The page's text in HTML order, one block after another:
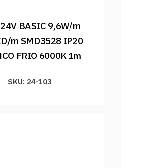
BASIC 9,6W/m
m SMD3528 IP20
FRIO 6000K 1m
SKU: 24-103